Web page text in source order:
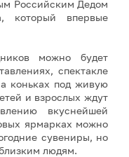
Российским Дедом
который впервые
можно будет
спектакле
коньках под живую
и взрослых ждут
вкуснейшей
ярмарках можно
сувениры, но
людям.